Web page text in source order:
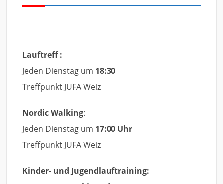
Lauftreff :
Jeden Dienstag um 18:30
Treffpunkt JUFA Weiz
Nordic Walking:
Jeden Dienstag um 17:00 Uhr
Treffpunkt JUFA Weiz
Kinder- und Jugendlauftraining: